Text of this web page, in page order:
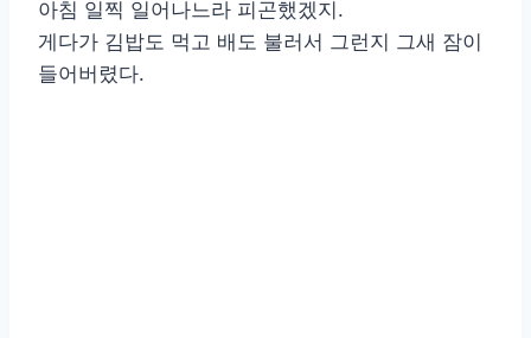
아침 일찍 일어나느라 피곤했겠지.
게다가 김밥도 먹고 배도 불러서 그런지 그새 잠이
들어버렸다.